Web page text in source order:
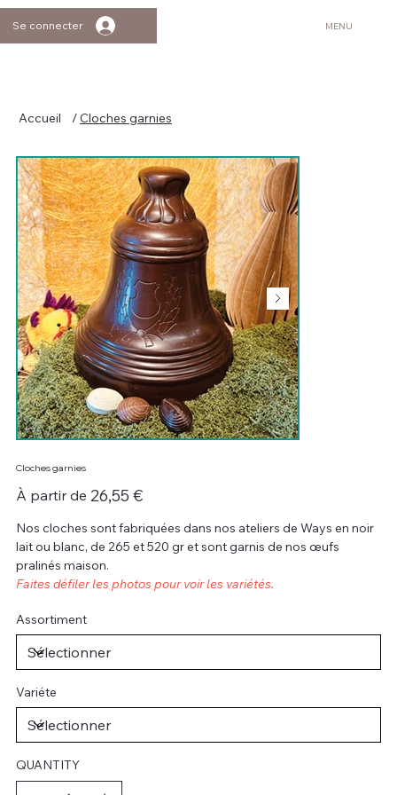
Se connecter MENU
Accueil /Cloches garnies
Cloches garnies
À partir de Prix
26,55 €
Nos cloches sont fabriquées dans nos ateliers de Ways en noir
lait ou blanc, de 265 et 520 gr et sont garnis de nos œufs
pralinés maison.
Faites défiler les photos pour voir les variétés.
Assortiment
Variéte
QUANTITY